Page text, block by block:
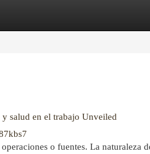
salud en el trabajo Unveiled
o fuentes. La naturaleza